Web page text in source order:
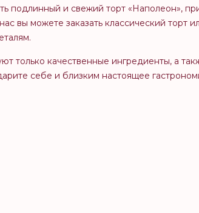
подлинный и свежий торт «Наполеон»,
вы можете заказать классический
только качественные ингредиенты, а
себе и близким настоящее